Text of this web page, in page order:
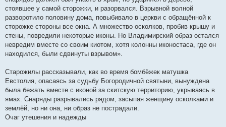
стоявшее у самой сторожки, и разорвался. Взрывной волной
разворотило половину дома, повыбивало в церкви с обращённой к
сторожке стороны все окна. А множество осколков, пробив крышу и
стены, повредили некоторые иконы. Но Владимирский образ остался
невредим вместе со своим киотом, хотя колонны иконостаса, где он
находился, были сдвинуты взрывом».
Старожилы рассказывали, как во время бомбёжек матушка
Евстолия, опасаясь за судьбу Богородичной святыни, вынуждена
была бежать вместе с иконой за скитскую территорию, укрываясь в
ямах. Снаряды разрывались рядом, засыпая женщину осколками и
землёй, но ни она, ни образ не пострадали.
Очаг утешения и надежды